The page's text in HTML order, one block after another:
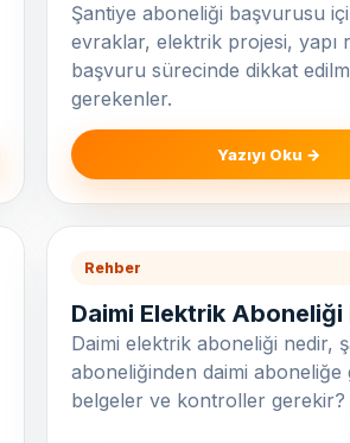
Şantiye aboneliği başvurusu
evraklar, elektrik projesi, yapı
başvuru sürecinde dikkat
gerekenler.
Yazıyı Oku →
Rehber
Daimi Elektrik Aboneliği
Daimi elektrik aboneliği nedir,
aboneliğinden daimi aboneliğe
belgeler ve kontroller gerekir?